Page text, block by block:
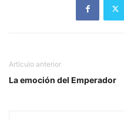
Artículo anterior
La emoción del Emperador